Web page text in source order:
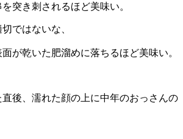
突き刺されるほど美味い。
ではないな、
が乾いた肥溜めに落ちるほど美味い。
後、濡れた顔の上に中年のおっさんの